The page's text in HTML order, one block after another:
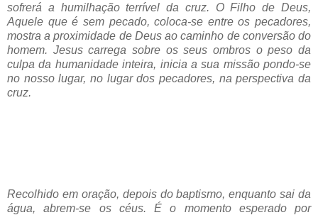
sofrerá a humilhação terrível da cruz. O Filho de Deus,
Aquele que é sem pecado, coloca-se entre os pecadores,
mostra a proximidade de Deus ao caminho de conversão do
homem. Jesus carrega sobre os seus ombros o peso da
culpa da humanidade inteira, inicia a sua missão pondo-se
no nosso lugar, no lugar dos pecadores, na perspectiva da
cruz.
Recolhido em oração, depois do baptismo, enquanto sai da
água, abrem-se os céus. É o momento esperado por